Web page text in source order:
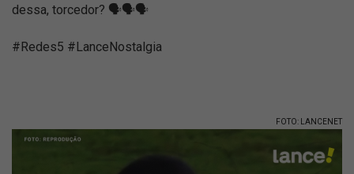
dessa, torcedor? 🗣️🗣️🗣️
#Redes5 #LanceNostalgia
FOTO: LANCENET